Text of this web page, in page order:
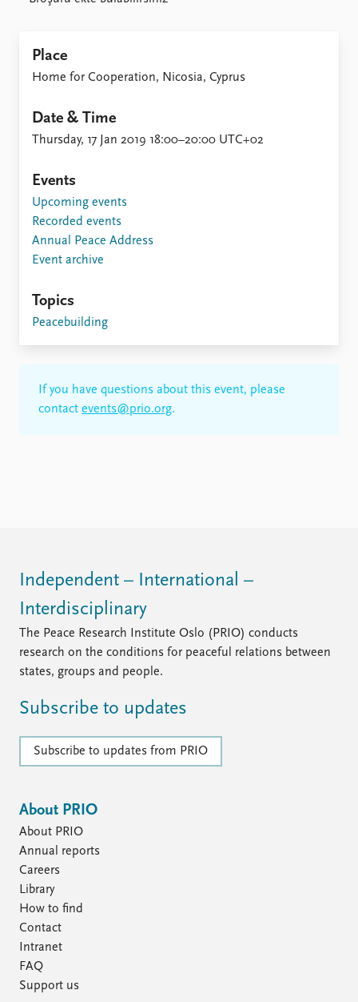
Place
Home for Cooperation, Nicosia, Cyprus
Date & Time
Thursday, 17 Jan 2019 18:00–20:00 UTC+02
Events
Upcoming events
Recorded events
Annual Peace Address
Event archive
Topics
Peacebuilding
If you have questions about this event, please
contact events@prio.org.
Independent – International –
Interdisciplinary
The Peace Research Institute Oslo (PRIO) conducts
research on the conditions for peaceful relations between
states, groups and people.
Subscribe to updates
Subscribe to updates from PRIO
About PRIO
About PRIO
Annual reports
Careers
Library
How to find
Contact
Intranet
FAQ
Support us